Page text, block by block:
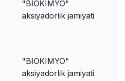
"BIOKIMYO"
aksiyadorlik jamiyati
"BIOKIMYO"
aksiyadorlik jamiyati